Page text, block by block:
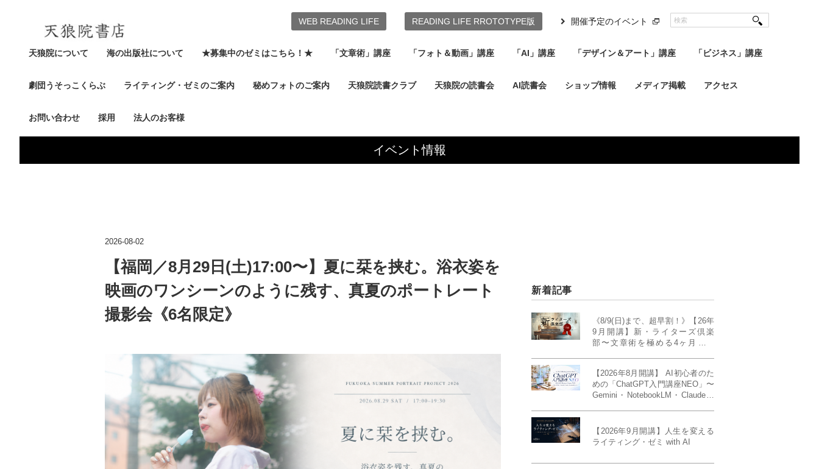
天狼院について 海の出版社について ★募集中のゼミはこちら！★ 「文章術」講座 「フォト＆動画」講座 「AI」講座 「デザイン＆アート」講座 「ビジネス」講座
劇団うそっこくらぶ ライティング・ゼミのご案内 秘めフォトのご案内 天狼院読書クラブ 天狼院の読書会 AI読書会 ショップ情報 メディア掲載 アクセス
お問い合わせ 採用 法人のお客様
WEB READING LIFE READING LIFE RROTOTYPE版 開催予定のイベント
イベント情報
2026-08-02
【福岡／8月29日(土)17:00〜】夏に栞を挟む。浴衣姿を
映画のワンシーンのように残す、真夏のポートレート
撮影会《6名限定》
新着記事
《8/9(日)まで、超早割！》【26年
9月開講】新・ライターズ倶楽
部〜文章術を極める4ヶ月講義
【2026年8月開講】 AI初心者のた
めの「ChatGPT入門講座NEO」〜
Gemini・NotebookLM・Claudeま
座〕
【2026年9月開講】人生を変える
ライティング・ゼミ with AI